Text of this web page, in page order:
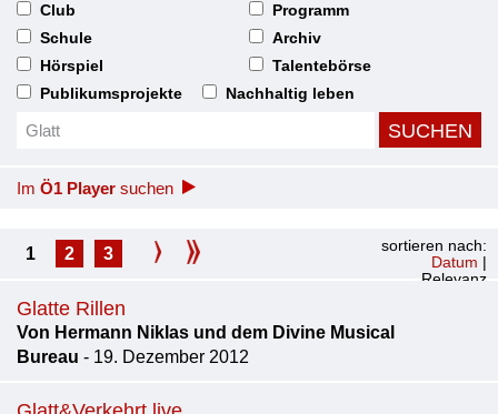
Club
Programm
Schule
Archiv
Hörspiel
Talentebörse
Publikumsprojekte
Nachhaltig leben
Im Ö1 Player suchen
1 2 3
sortieren nach:
Datum |
Relevanz
Glatte Rillen
Von Hermann Niklas und dem Divine Musical
Bureau - 19. Dezember 2012